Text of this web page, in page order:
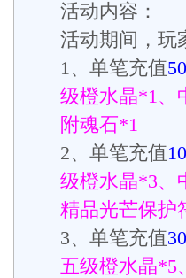
活动内容：
活动期间，玩
1、单笔充值
级橙水晶*1、
附魂石*1
2、单笔充值
级橙水晶*3、
精品光芒保护
3、单笔充值
五级橙水晶*5